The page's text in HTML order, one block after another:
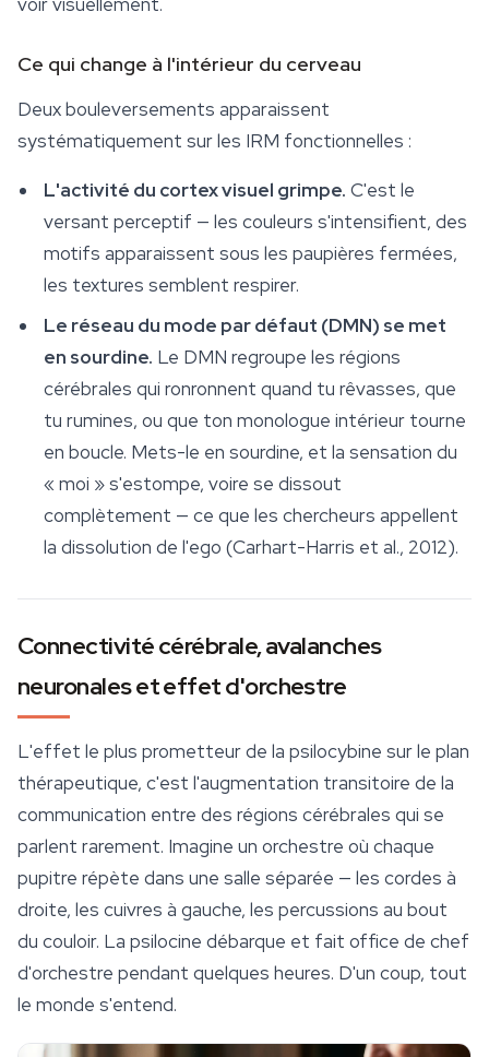
Ce qui change à l'intérieur du cerveau
Deux bouleversements apparaissent
systématiquement sur les IRM fonctionnelles :
L'activité du cortex visuel grimpe. C'est le
versant perceptif — les couleurs s'intensifient, des
motifs apparaissent sous les paupières fermées,
les textures semblent respirer.
Le réseau du mode par défaut (DMN) se met
en sourdine. Le DMN regroupe les régions
cérébrales qui ronronnent quand tu rêvasses, que
tu rumines, ou que ton monologue intérieur tourne
en boucle. Mets-le en sourdine, et la sensation du
« moi » s'estompe, voire se dissout
complètement — ce que les chercheurs appellent
la dissolution de l'ego (Carhart-Harris et al., 2012).
Connectivité cérébrale, avalanches
neuronales et effet d'orchestre
L'effet le plus prometteur de la psilocybine sur le plan
thérapeutique, c'est l'augmentation transitoire de la
communication entre des régions cérébrales qui se
parlent rarement. Imagine un orchestre où chaque
pupitre répète dans une salle séparée — les cordes à
droite, les cuivres à gauche, les percussions au bout
du couloir. La psilocine débarque et fait office de chef
d'orchestre pendant quelques heures. D'un coup, tout
le monde s'entend.